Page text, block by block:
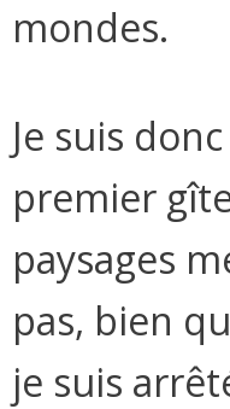
mondes.
Je suis
premier
paysages
pas, bien
je suis